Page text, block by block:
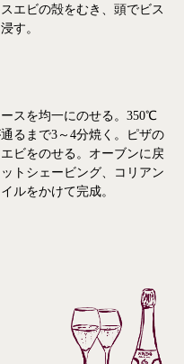
エビの殻をむき、頭でビス
す。
スを均一にのせる。350℃
るまで3～4分焼く。ピザの
ビをのせる。オーブンに戻
トシェービング、コリアン
ルをかけて完成。